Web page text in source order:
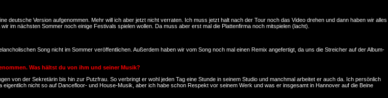
deutsche Version aufgenommen. Mehr will ich aber jetzt nicht verraten. Ich muss jetzt halt nach der Tour noch das Video drehen und dann haben wir alles
im nächsten Sommer noch einige Festivals spielen wollen. Da muss aber erst mal die Plattenfirma noch mitspielen (lacht).
Song nicht im Sommer veröffentlichen. Außerdem haben wir vom Song noch mal einen Remix angefertigt, da uns die Streicher auf der Album-
Was hältst du von ihm und seiner Musik?
von der Sekretärin bis hin zur Putzfrau. So verbringt er wohl jeden Tag eine Stunde in seinem Studio und manchmal arbeitet er auch da. Ich persönlich
nicht so auf Dancefloor- und House-Musik, aber ich habe schon Respekt vor seinem Werk und was er insgesamt in Hannover auf die Beine